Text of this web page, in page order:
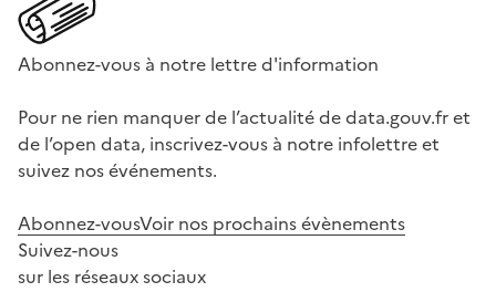
Abonnez-vous à notre lettre d'information
Pour ne rien manquer de l’actualité de data.gouv.fr et
de l’open data, inscrivez-vous à notre infolettre et
suivez nos événements.
Abonnez-vousVoir nos prochains évènements
Suivez-nous
sur les réseaux sociaux